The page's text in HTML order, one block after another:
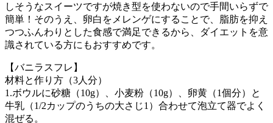
しそうなスイーツですが焼き型を使わないので手間いらずで
簡単！そのうえ、卵白をメレンゲにすることで、脂肪を抑え
つつふんわりとした食感で満足できるから、ダイエットを意
識されている方にもおすすめです。
【バニラスフレ】
材料と作り方（3人分）
1.ボウルに砂糖（10g）、小麦粉（10g）、卵黄（1個分）と
牛乳（1/2カップのうちの大さじ1）合わせて泡立て器でよく
混ぜる。